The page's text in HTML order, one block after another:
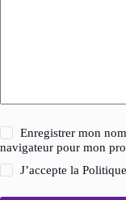
Enregistrer mon
navigateur pour mon
J’accepte la